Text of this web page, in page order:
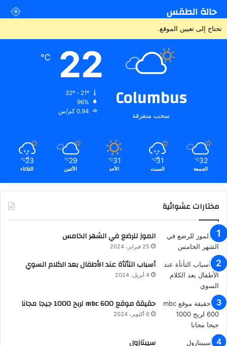
حالة الطقس
تحتاج إلى تعيين الموقع.
Columbus
سحب متفرقة
22
℃
96%
0.94 كم/س
32
℃
الجمعة
31
℃
السبت
31
℃
الأحد
29
℃
الأثنين
23
℃
الثلاثاء
مختارات عشوائية
الموز للرضع في الشهر الخامس
25 فبراير، 2024
أسباب التأتأة عند الأطفال بعد الكلام السوي
4 أبريل، 2024
حقيقة موقع mbc 600 لربح 1000 جيجا مجانا
6 أكتوبر، 2024
سيبتازول